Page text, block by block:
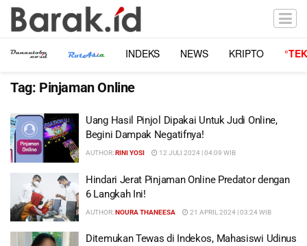
INDEKS NEWS KRIPTO
Tag: Pinjaman Online
Uang Hasil Pinjol Dipakai Untuk Judi Online,
Begini Dampak Negatifnya!
AUTHOR:RINI YOSI 12 JULI 2024 | 04:09 WIB
Hindari Jerat Pinjaman Online Predator dengan
6 Langkah Ini!
AUTHOR:NOURA THANEESA 21 APRIL 2024 | 03:24 WIB
Ditemukan Tewas di Indekos, Mahasiswi Udinus